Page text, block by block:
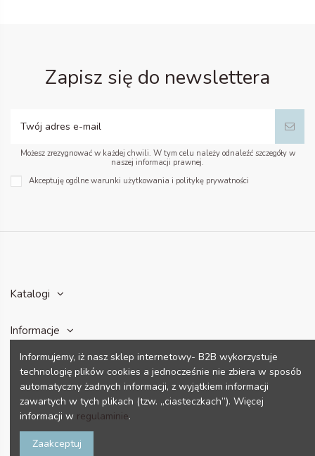
Zapisz się do newslettera
Możesz zrezygnować w każdej chwili. W tym celu należy odnaleźć szczegóły w
naszej informacji prawnej.
Akceptuję ogólne warunki użytkowania i politykę prywatności
Katalogi
Informacje
Konto
Dane kontaktowe
Informujemy, iż nasz sklep internetowy- B2B wykorzystuje
technologię plików cookies a jednocześnie nie zbiera w sposób
automatyczny żadnych informacji, z wyjątkiem informacji
zawartych w tych plikach (tzw. „ciasteczkach”). Więcej
informacji w regulaminie.
Zaakceptuj